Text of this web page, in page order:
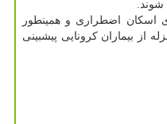
اسکان اضطراری و همینطور
از بیماران کرونایی پیشبینی